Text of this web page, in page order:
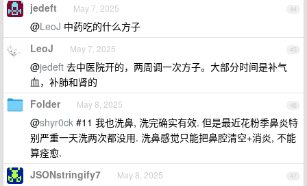
44
jedeft May 7, 2025
@LeoJ 中药吃的什么方子
45
LeoJ May 7, 2025
@jedeft 去中医院开的，两周调一次方子。大部分时间是补气
血，补肺和肾的
46
Folder May 8, 2025
@shyr0ck #11 我也洗鼻, 洗完确实有效. 但是最近花粉季鼻炎特
别严重一天洗两次都没用. 洗鼻感觉只能把鼻腔清空+消炎, 不能
算痊愈.
47
JSONstringify7 May 8, 2025